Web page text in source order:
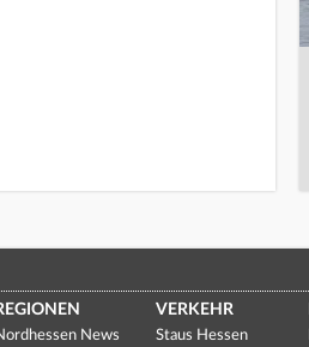
News
VERKEHR
Staus Hessen